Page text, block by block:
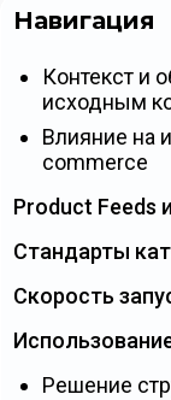
Навигация
Контекст и
исходным
Влияние на
commerce
Product Feeds
Стандарты
Скорость
Решение